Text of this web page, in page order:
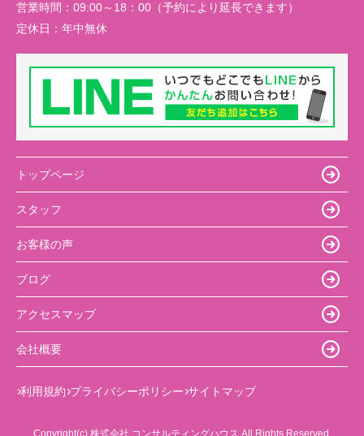
営業時間： 09:00～18：00（予約により延長できます）
定休日： 年中無休
トップページ
スタッフ
お客様の声
ブログ
アクセスマップ
会社概要
利用規約 プライバシーポリシー サイトマップ